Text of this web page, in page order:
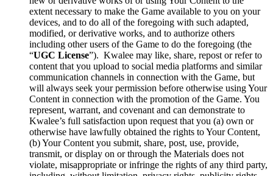
extent necessary to make the Game available to you on your
devices, and to do all of the foregoing with such adapted,
modified, or derivative works, and to authorize others
including other users of the Game to do the foregoing (the
“UGC License”). Kwalee may like, share, repost or refer to
content that you upload to social media platforms and similar
communication channels in connection with the Game, but
will always seek your permission before otherwise using Your
Content in connection with the promotion of the Game. You
represent, warrant, and covenant and can demonstrate to
Kwalee’s full satisfaction upon request that you (a) own or
otherwise have lawfully obtained the rights to Your Content,
(b) Your Content you submit, share, post, use, provide,
transmit, or display on or through the Materials does not
violate, misappropriate or infringe the rights of any third party,